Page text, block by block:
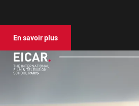
En savoir plus